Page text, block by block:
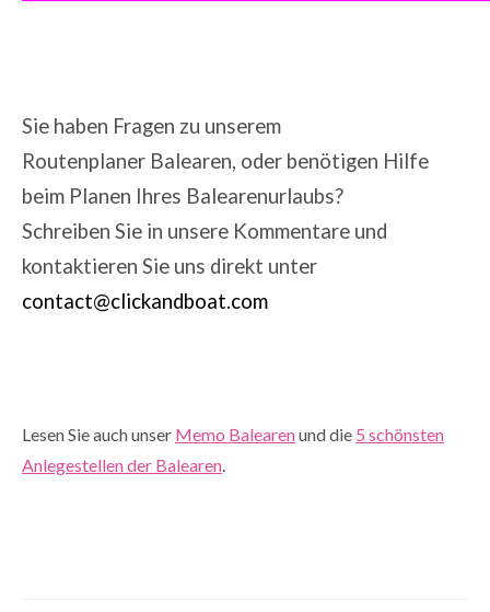
Sie haben Fragen zu unserem
Routenplaner Balearen, oder benötigen Hilfe
beim Planen Ihres Balearenurlaubs?
Schreiben Sie in unsere Kommentare und
kontaktieren Sie uns direkt unter
contact@clickandboat.com
Lesen Sie auch unser Memo Balearenund die 5 schönsten
Anlegestellen der Balearen.